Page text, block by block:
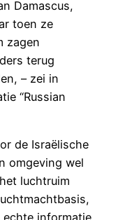
Damascus,
toen ze
zagen
terug
– zei in
“Russian
de Israëlische
omgeving wel
luchtruim